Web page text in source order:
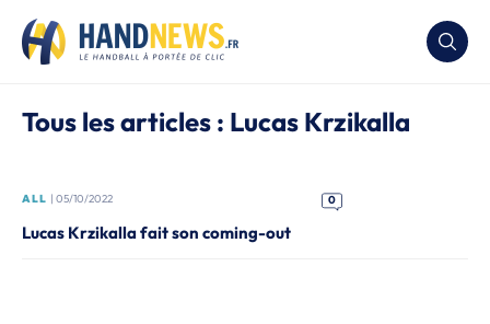
Tous les articles : Lucas Krzikalla
ALL | 05/10/2022 0
Lucas Krzikalla fait son coming-out